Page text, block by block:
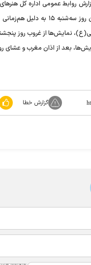
روابط عمومی اداره کل
۱۷ خرداد تا روز جمعه (قبل از اذان مغرب) ۱۸ خردادماه به صحنه
از اذان مغرب و عشای روز جمعه ۱۸ خردادماه
گزارش خطا